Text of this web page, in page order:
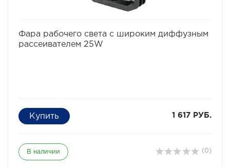
Фара рабочего света с широким диффузным
рассеивателем 25W
1 617 РУБ.
В наличии (0)